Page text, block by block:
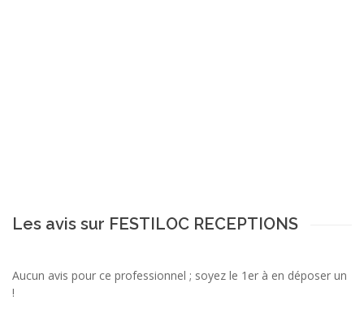
Les avis sur FESTILOC RECEPTIONS
Aucun avis pour ce professionnel ; soyez le 1er à en déposer un
!